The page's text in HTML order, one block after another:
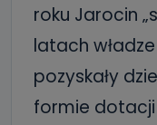
roku Jarocin
latach
pozyskały
formie